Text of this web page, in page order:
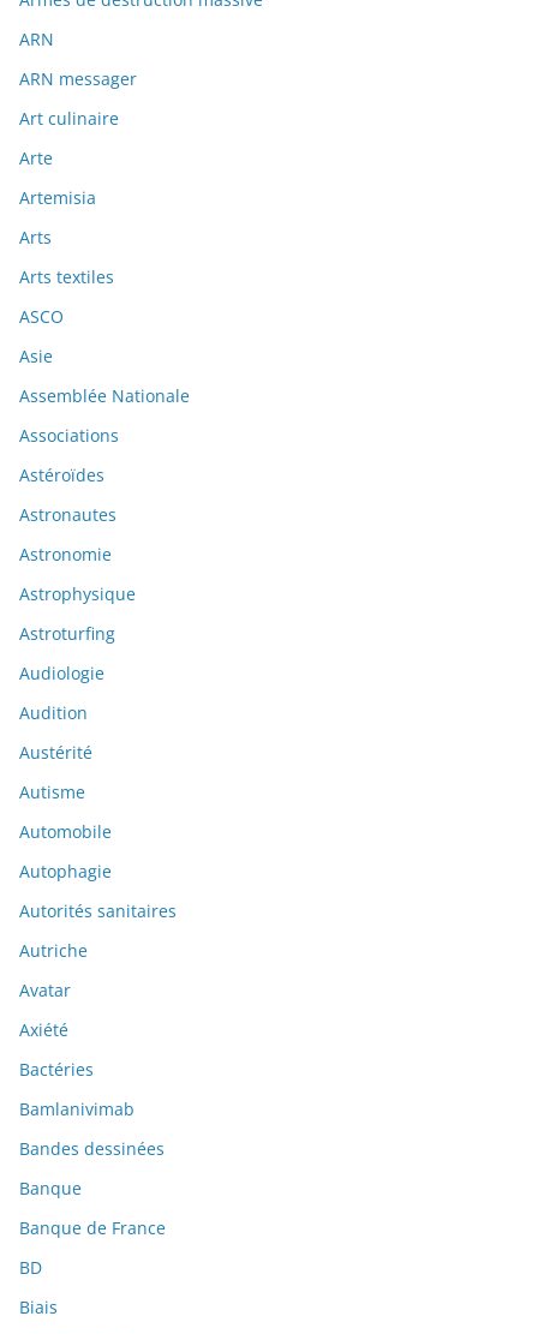
ARN
ARN messager
Art culinaire
Arte
Artemisia
Arts
Arts textiles
ASCO
Asie
Assemblée Nationale
Associations
Astéroïdes
Astronautes
Astronomie
Astrophysique
Astroturfing
Audiologie
Audition
Austérité
Autisme
Automobile
Autophagie
Autorités sanitaires
Autriche
Avatar
Axiété
Bactéries
Bamlanivimab
Bandes dessinées
Banque
Banque de France
BD
Biais